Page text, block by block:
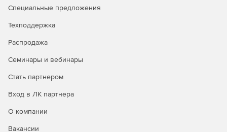
Интеграция со службой HelpDesk для
тенденций производительности, использования и
пропускной способности сети.
Отправка отчетов по электронной почте, сохранение
Специальные предложения
Техподдержка
Распродажа
Семинары и вебинары
Стать партнером
Вход в ЛК партнера
О компании
Вакансии